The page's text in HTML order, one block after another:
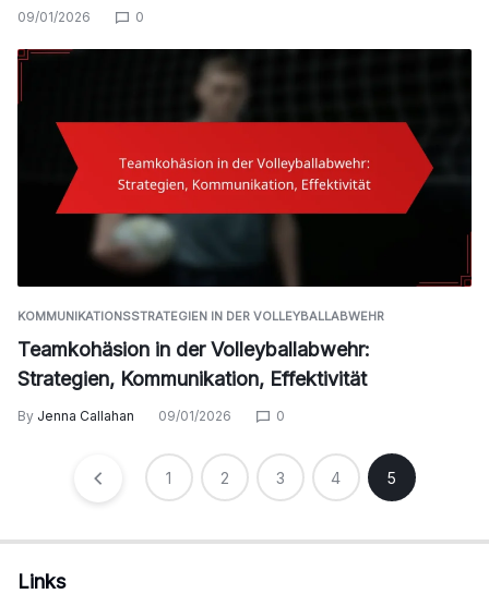
09/01/2026 0
KOMMUNIKATIONSSTRATEGIEN IN DER VOLLEYBALLABWEHR
Teamkohäsion in der Volleyballabwehr:
Strategien, Kommunikation, Effektivität
By Jenna Callahan 09/01/2026 0
Posts
pagination
1 2 3 4 5
Links